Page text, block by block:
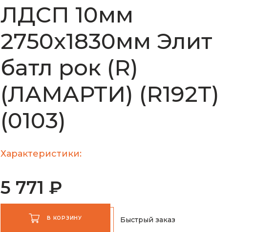
ЛДСП 10мм
2750х1830мм Элит
батл рок (R)
(ЛАМАРТИ) (R192T)
(0103)
Характеристики:
5 771 ₽
В КОРЗИНУ Быстрый заказ